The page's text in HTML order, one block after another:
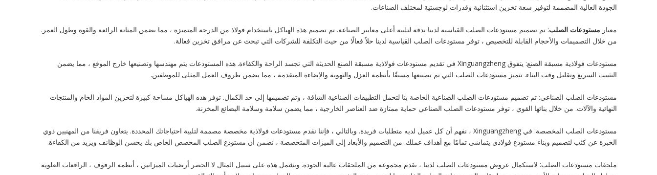
وتبني الابتكار والاستدامة.
العميقة والأكوام الحلزونية توفر الاستقرار ضد
القوى الخارجية.
الجودة العالية المصممة لتوفير سعة تخزين استثنائية وقدرات لوجستية لمختلف الصناعات.
معيار مستودعات الصلب: تم تصميم مستودعات الصلب القياسية لدينا بدقة لتلبية أعلى معايير الصناعة. تم تصميم هذه الهياكل باستخدام فولاذ من الدرجة المتميزة ، مما يضمن المتانة الرائعة والقوة وطول العمر.
من خلال التصميمات والأحجام القابلة للتخصيص ، توفر مستودعات الصلب القياسية لدينا حلاً فعالًا من حيث التكلفة للشركات التي تبحث عن مرافق تخزين فعالة.
مستودعات فولاذية مسبقة الصنع: يتفوق Xinguangzheng في تقديم مستودعات فولاذية مسبقة الصنع الحديثة التي تجسد الراحة والكفاءة. هذه المستودعات يتم مهندسها وتصنيعها خارج الموقع ، مما يضمن
التثبيت السريع وتقليل وقت البناء. تتميز مستودعات الصلب التي تم تصنيعها مسبقًا بأنظمة العزل والتهوية والإضاءة المتقدمة ، مما يضمن ظروف العمل المثلى للموظفين.
مستودعات الصلب الصناعي: تم تصميم مستودعات الصلب الصناعية الخاصة بنا لتحمل التطبيقات الصناعية الشاقة ، وتم تصميمها إلى حد الكمال. توفر هذه الهياكل مساحة كبيرة لتخزين المواد الخام والمنتجات
النهائية والآلات. من خلال بنائها القوي ، توفر مستودعات الصلب الصناعي حماية ممتازة ضد العناصر الخارجية ، مما يضمن سلامة وسلامة البضائع المخزنة.
مستودعات الصلب المخصصة: في Xinguangzheng ، نفهم أن كل عميل لديه متطلبات فريدة. وبالتالي ، فإننا نقدم مستودعات فولاذية مخصصة مصممة لتلبية احتياجاتك المحددة. يتعاون فريقنا من المهنيين ذوي
الخبرة عن كثب لتصميم وبناء مستودع فولاذي يتماشى تمامًا مع أهداف عملك. من التصميم والأبعاد إلى الميزات المتخصصة ، نضمن أن مستودع الصلب المخصص الخاص بك يحسن الوظائف ويزيد من الكفاءة.
ملحقات مستودعات الصلب: لاستكمال عروض مستودعات الصلب لدينا ، نقدم مجموعة من الملحقات عالية الجودة. وتشمل هذه على سبيل المثال لا الحصر أرضيات الميزانين ، أنظمة الرفوف ، الرافعات العلوية